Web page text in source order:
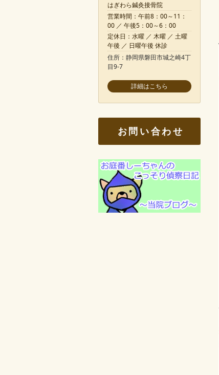
はぎわら鍼灸接骨院
営業時間：午前8：00～11：
00 ／ 午後5：00～6：00
定休日：水曜 ／ 木曜 ／ 土曜
午後 ／ 日曜午後 休診
住所：静岡県磐田市城之崎4丁
目9-7
お問い合わせ